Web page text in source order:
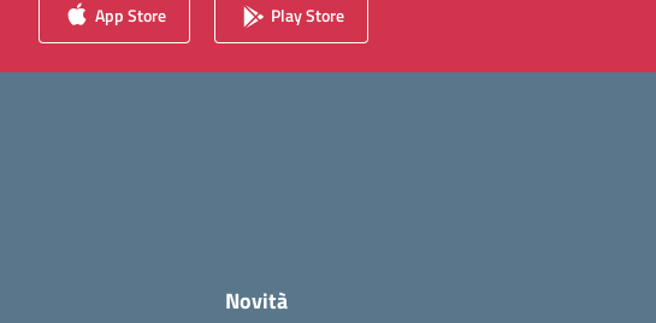
App Store Play Store
Novità